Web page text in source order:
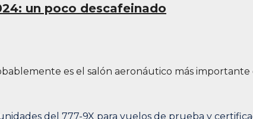
un poco descafeinado
es el salón aeronáutico más